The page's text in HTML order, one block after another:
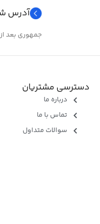
آدرس
جمهوری بعد از
دسترسی مشتریان
درباره ما
تماس با ما
سوالات متداول